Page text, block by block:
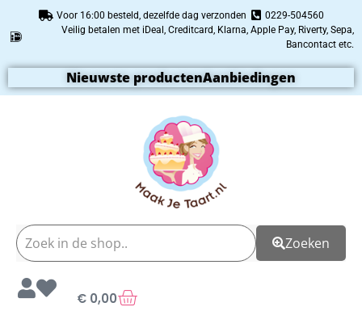
Voor 16:00 besteld, dezelfde dag verzonden
0229-504560
Veilig betalen met iDeal, Creditcard, Klarna, Apple Pay, Riverty, Sepa,
Bancontact etc.
Nieuwste productenAanbiedingen
Zoeken
€ 0,00